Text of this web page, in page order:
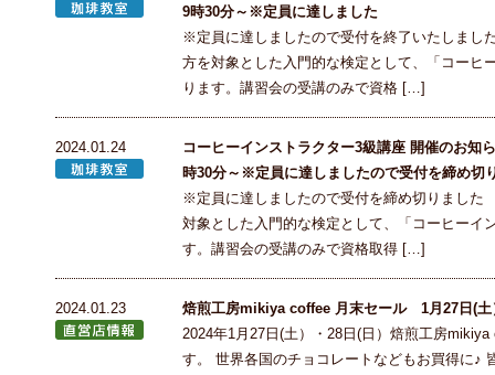
9時30分～※定員に達しました
※定員に達しましたので受付を終了いたしま
方を対象とした入門的な検定として、「コーヒ
ります。講習会の受講のみで資格 […]
2024.01.24
コーヒーインストラクター3級講座 開催のお知
時30分～※定員に達しましたので受付を締め切
※定員に達しましたので受付を締め切りまし
対象とした入門的な検定として、「コーヒーイ
す。講習会の受講のみで資格取得 […]
2024.01.23
焙煎工房mikiya coffee 月末セール 1月27日(土
2024年1月27日(土）・28日(日）焙煎工房
す。 世界各国のチョコレートなどもお買得に